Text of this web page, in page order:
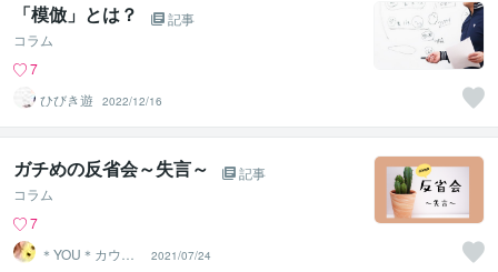
「模倣」とは？
記事
コラム
7
ひびき遊
2022/12/16
ガチめの反省会～失言～
記事
コラム
7
＊YOU＊カウン
セラー＆キャリ
2021/07/24